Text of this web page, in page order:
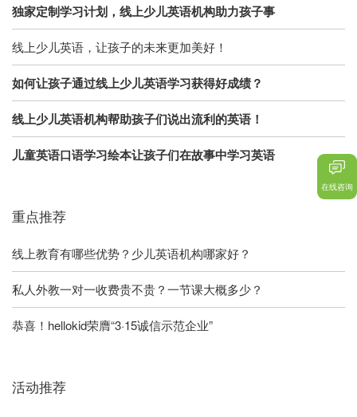
独家定制学习计划，线上少儿英语机构助力孩子事
线上少儿英语，让孩子的未来更加美好！
如何让孩子通过线上少儿英语学习获得好成绩？
线上少儿英语机构帮助孩子们说出流利的英语！
儿童英语口语学习绘本让孩子们在故事中学习英语
重点推荐
线上教育有哪些优势？少儿英语机构哪家好？
私人外教一对一收费贵不贵？一节课大概多少？
恭喜！hellokid荣膺“3·15诚信示范企业”
活动推荐
在线咨询